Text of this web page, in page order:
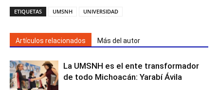
ETIQUETAS UMSNH UNIVERSIDAD
Artículos relacionados Más del autor
La UMSNH es el ente transformador
de todo Michoacán: Yarabí Ávila